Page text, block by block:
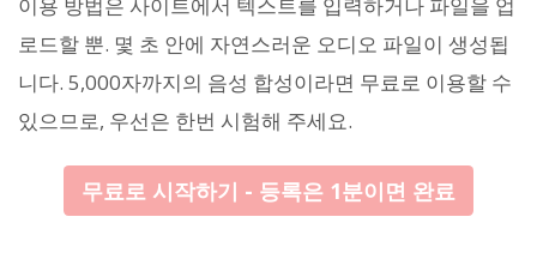
로드할 뿐. 몇 초 안에 자연스러운 오디오 파일이 생성됩
니다. 5,000자까지의 음성 합성이라면 무료로 이용할 수
있으므로, 우선은 한번 시험해 주세요.
무료로 시작하기 - 등록은 1분이면 완료